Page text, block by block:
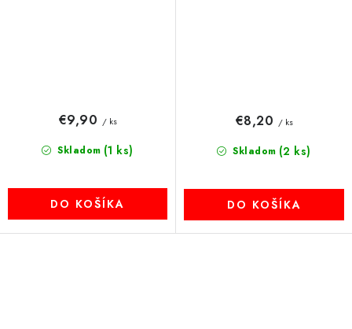
Skladom (1 ks)
€9,90 / ks
DO KOŠÍKA
Skladom (2 ks)
€8,20 / ks
DO KOŠÍKA